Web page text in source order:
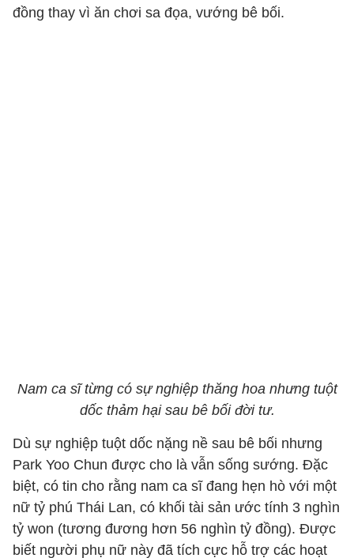
đồng thay vì ăn chơi sa đọa, vướng bê bối.
Nam ca sĩ từng có sự nghiệp thăng hoa nhưng tuột
dốc thảm hại sau bê bối đời tư.
Dù sự nghiệp tuột dốc nặng nề sau bê bối nhưng
Park Yoo Chun được cho là vẫn sống sướng. Đặc
biệt, có tin cho rằng nam ca sĩ đang hẹn hò với một
nữ tỷ phú Thái Lan, có khối tài sản ước tính 3 nghìn
tỷ won (tương đương hơn 56 nghìn tỷ đồng). Được
biết người phụ nữ này đã tích cực hỗ trợ các hoạt